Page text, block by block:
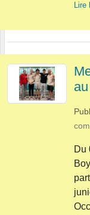
Lire
Du